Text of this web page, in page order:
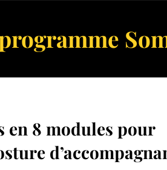
en 8 modules pour